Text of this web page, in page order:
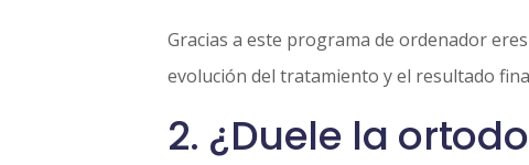
Gracias a este programa de ordenador
evolución del tratamiento y el resultado
2. ¿Duele la